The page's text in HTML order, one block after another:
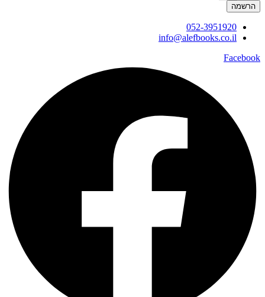
הרשמה
052-3951920
info@alefbooks.co.il
Facebook